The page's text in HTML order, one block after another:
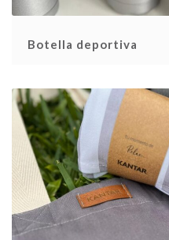
Botella deportiva